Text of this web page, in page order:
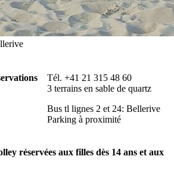
Tél. +41 21 315 48 60
3 terrains en sable de quartz
Bus tl lignes 2 et 24: Bellerive
Parking à proximité
réservées aux filles dès 14 ans et aux